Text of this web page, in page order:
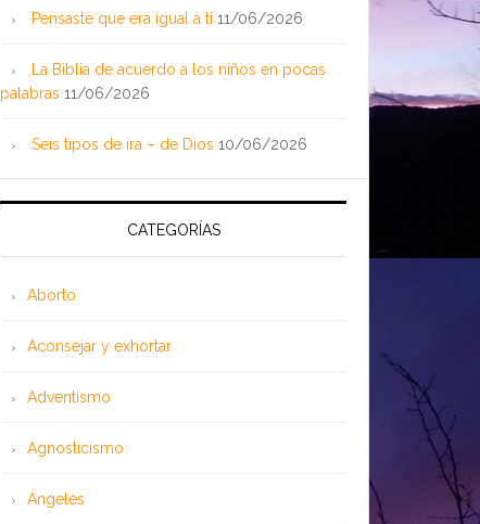
Pensaste que era igual a ti 11/06/2026
La Biblia de acuerdo a los niños en pocas
palabras 11/06/2026
Seis tipos de ira – de Dios 10/06/2026
CATEGORÍAS
Aborto
Aconsejar y exhortar
Adventismo
Agnosticismo
Ángeles